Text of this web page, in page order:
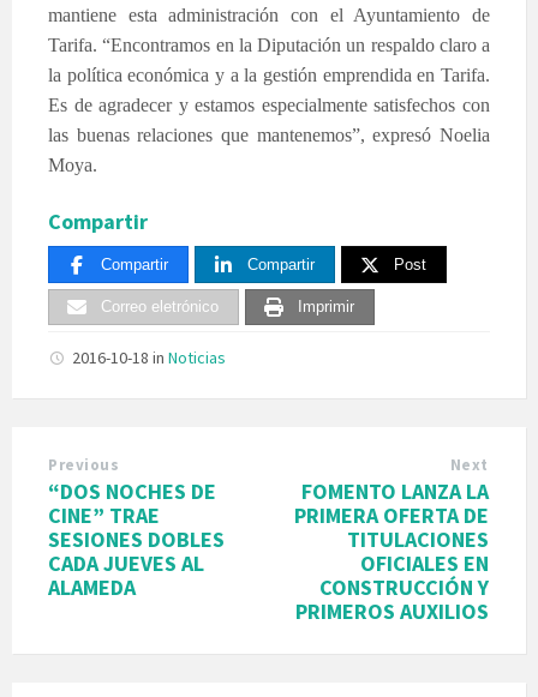
mantiene esta administración con el Ayuntamiento de
Tarifa. “Encontramos en la Diputación un respaldo claro a
la política económica y a la gestión emprendida en Tarifa.
Es de agradecer y estamos especialmente satisfechos con
las buenas relaciones que mantenemos”, expresó Noelia
Moya.
Compartir
Compartir Compartir Post
Correo eletrónico Imprimir
2016-10-18 in Noticias
Previous
“DOS NOCHES DE
CINE” TRAE
SESIONES DOBLES
CADA JUEVES AL
ALAMEDA
Next
FOMENTO LANZA LA
PRIMERA OFERTA DE
TITULACIONES
OFICIALES EN
CONSTRUCCIÓN Y
PRIMEROS AUXILIOS